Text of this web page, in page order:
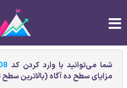
شما می‌توانید با وارد کردن کد
مزایای سطح ده آگاه (بالاترین